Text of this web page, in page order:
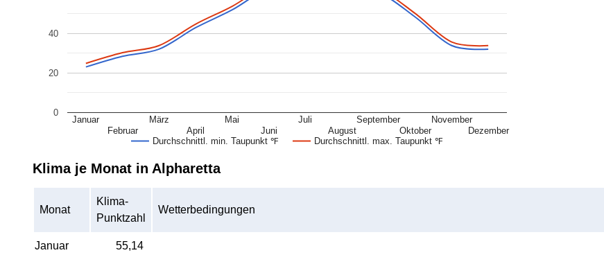
Durchschnittl. min. Taupunkt ℉ Durchschnittl. max. Taupunkt ℉
Januar
Februar
März
April
Mai
Juni
Juli
August
September
Oktober
November
Dezember
0
20
40
Klima je Monat in Alpharetta
Monat
Klima-
Punktzahl
Wetterbedingungen
Januar 55,14